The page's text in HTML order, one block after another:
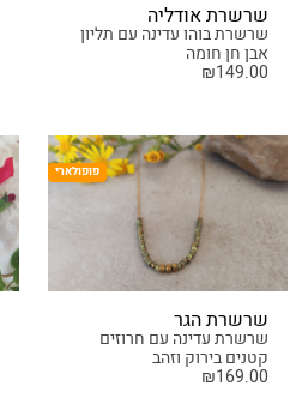
שרשרת אודליה
שרשרת בוהו עדינה עם תליון
אבן חן חומה
₪149.00
פופולארי
שרשרת הגר
שרשרת עדינה עם חרוזים
קטנים בירוק וזהב
₪169.00